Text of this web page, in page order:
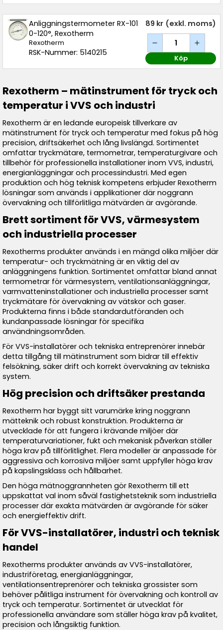
Anliggningstermometer RX-101
0-120°, Rexotherm
Rexotherm
RSK-Nummer: 5140215
89 kr (exkl. moms)
Köp
Rexotherm – mätinstrument för tryck och
temperatur i VVS och industri
Rexotherm är en ledande europeisk tillverkare av
mätinstrument för tryck och temperatur med fokus på hög
precision, driftsäkerhet och lång livslängd. Sortimentet
omfattar tryckmätare, termometrar, temperaturgivare och
tillbehör för professionella installationer inom VVS, industri,
energianläggningar och processindustri. Med egen
produktion och hög teknisk kompetens erbjuder Rexotherm
lösningar som används i applikationer där noggrann
övervakning och tillförlitliga mätvärden är avgörande.
Brett sortiment för VVS, värmesystem
och industriella processer
Rexotherms produkter används i en mängd olika miljöer där
temperatur- och tryckmätning är en viktig del av
anläggningens funktion. Sortimentet omfattar bland annat
termometrar för värmesystem, ventilationsanläggningar,
varmvatteninstallationer och industriella processer samt
tryckmätare för övervakning av vätskor och gaser.
Produkterna finns i både standardutföranden och
kundanpassade lösningar för specifika
användningsområden.
För VVS-installatörer och tekniska entreprenörer innebär
detta tillgång till mätinstrument som bidrar till effektiv
felsökning, säker drift och korrekt övervakning av tekniska
system.
Hög precision och driftsäker prestanda
Rexotherm har byggt sitt varumärke kring noggrann
mätteknik och robust konstruktion. Produkterna är
utvecklade för att fungera i krävande miljöer där
temperaturvariationer, fukt och mekanisk påverkan ställer
höga krav på tillförlitlighet. Flera modeller är anpassade för
aggressiva och korrosiva miljöer samt uppfyller höga krav
på kapslingsklass och hållbarhet.
Den höga mätnoggrannheten gör Rexotherm till ett
uppskattat val inom såväl fastighetsteknik som industriella
processer där exakta mätvärden är avgörande för säker
och energieffektiv drift.
För VVS-installatörer, industri och teknisk
handel
Rexotherms produkter används av VVS-installatörer,
industriföretag, energianläggningar,
ventilationsentreprenörer och tekniska grossister som
behöver pålitliga instrument för övervakning och kontroll av
tryck och temperatur. Sortimentet är utvecklat för
professionella användare som ställer höga krav på kvalitet,
precision och långsiktig funktion.